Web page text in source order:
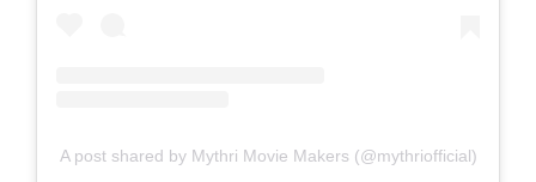
A post shared by Mythri Movie Makers (@mythriofficial)